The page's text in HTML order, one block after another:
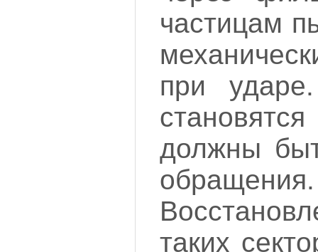
частицам
при
должны
обращения.
таких